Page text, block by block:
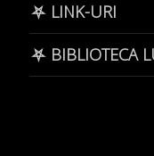
⛧ LINK-URI
⛧ BIBLIOTECA